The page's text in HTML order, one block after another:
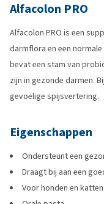
Alfacolon PRO
Alfacolon PRO is een
darmflora en een
bevat een stam van
zijn in gezonde darmen.
gevoelige spijsvertering.
Eigenschappen
Ondersteunt een
Draagt bij aan een
Voor honden en